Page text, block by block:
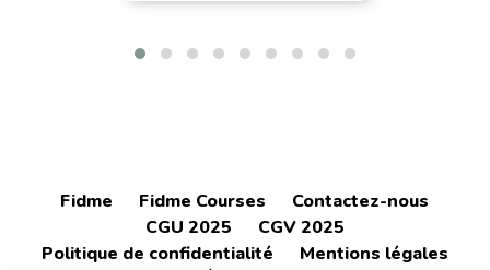
Fidme Fidme Courses
Contactez-nous
CGU 2025
CGV 2025
Politique de confidentialité
Mentions légales